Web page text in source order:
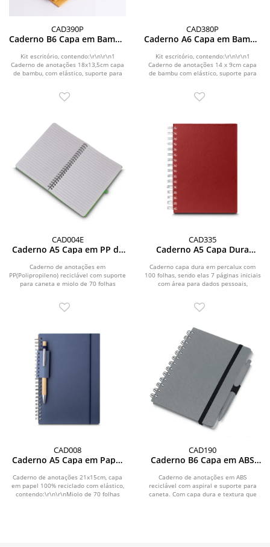
CAD390P
Caderno B6 Capa em Bambu
Kit escritório, contendo:\r\n\r\n1
Caderno de anotações 18x13,5cm capa
de bambu, com elástico, suporte para
CAD380P
Caderno A6 Capa em Bambu
Kit escritório, contendo:\r\n\r\n1
Caderno de anotações 14 x 9cm capa
de bambu com elástico, suporte para
CAD004E
Caderno A5 Capa em PP de
Caderno de anotações em
PP(Polipropileno) reciclável com suporte
para caneta e miolo de 70 folhas
CAD335
Caderno A5 Capa Dura
Caderno capa dura em percalux com
100 folhas, sendo elas 7 páginas iniciais
com área para dados pessoais,
CAD008
Caderno A5 Capa em Papel
Caderno de anotações 21x15cm, capa
em papel 100% reciclado com elástico,
contendo:\r\n\r\nMiolo de 70 folhas
CAD190
Caderno B6 Capa em ABS
Caderno de anotações em ABS
reciclável com aspiral e suporte para
caneta. Com capa dura e textura que